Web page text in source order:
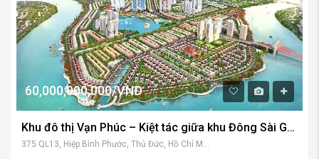
60,000,000,000/VNĐ
Khu đô thị Vạn Phúc – Kiệt tác giữa khu Đông Sài Gòn
375 QL13, Hiệp Bình Phước, Thủ Đức, Hồ Chí Minh 700000, Vietnam